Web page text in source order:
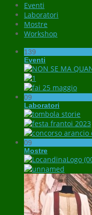
Eventi
Laboratori
Mostre
Workshop
139
Eventi
09
Laboratori
09
Mostre